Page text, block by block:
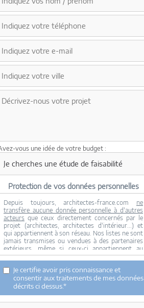
vous une idée de votre budget :
Protection de vos données personnelles
Depuis toujours, architectes-france.com ne
transfère aucune donnée personnelle à d'autres
acteurs que ceux directement concernés par le
projet (architectes, architectes d'intérieur...) et
qui appartiennent à son réseau. Nos listes ne sont
jamais transmises ou vendues à des partenaires
extérieurs, même si ceux-ci appartiennent au
domaine de la construction.
effectuée qu'avec votre consentement.
Je consens à ce que mes données personnelles
soient collectées pour permettre à architectes-
france de transférer votre projet aux architectes.
Seul Architectes-france, ses équipes internes et la
Je certifie avoir pris connaissance et
consentir aux traitements de mes données
décrits ci dessus.*